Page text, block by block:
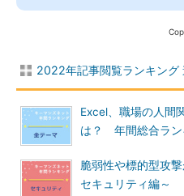
2022年記事閲覧ランキング
Excel、職場の人間
は？ 年間総合ラン
脆弱性や標的型攻
セキュリティ編～